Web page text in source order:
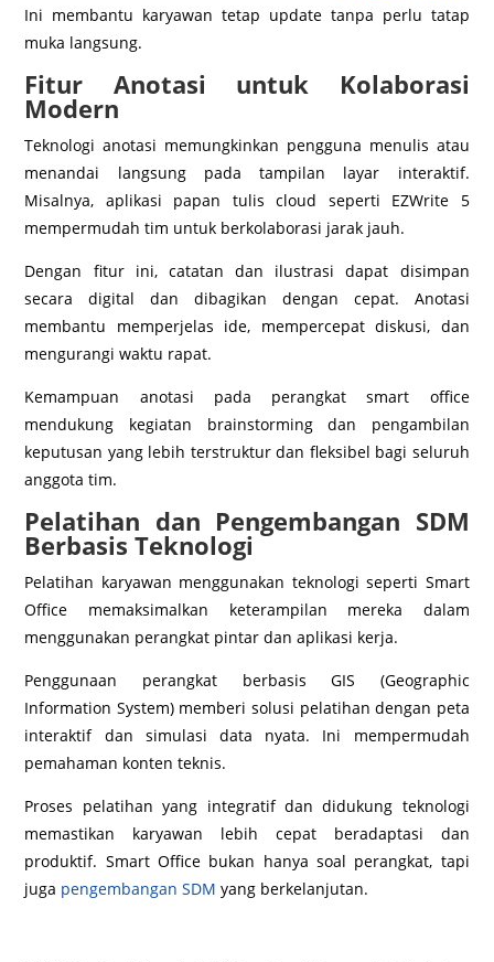
Ini membantu karyawan tetap update tanpa perlu tatap
muka langsung.
Fitur Anotasi untuk Kolaborasi
Modern
Teknologi anotasi memungkinkan pengguna menulis atau
menandai langsung pada tampilan layar interaktif.
Misalnya, aplikasi papan tulis cloud seperti EZWrite 5
mempermudah tim untuk berkolaborasi jarak jauh.
Dengan fitur ini, catatan dan ilustrasi dapat disimpan
secara digital dan dibagikan dengan cepat. Anotasi
membantu memperjelas ide, mempercepat diskusi, dan
mengurangi waktu rapat.
Kemampuan anotasi pada perangkat smart office
mendukung kegiatan brainstorming dan pengambilan
keputusan yang lebih terstruktur dan fleksibel bagi seluruh
anggota tim.
Pelatihan dan Pengembangan SDM
Berbasis Teknologi
Pelatihan karyawan menggunakan teknologi seperti Smart
Office memaksimalkan keterampilan mereka dalam
menggunakan perangkat pintar dan aplikasi kerja.
Penggunaan perangkat berbasis GIS (Geographic
Information System) memberi solusi pelatihan dengan peta
interaktif dan simulasi data nyata. Ini mempermudah
pemahaman konten teknis.
Proses pelatihan yang integratif dan didukung teknologi
memastikan karyawan lebih cepat beradaptasi dan
produktif. Smart Office bukan hanya soal perangkat, tapi
juga pengembangan SDM yang berkelanjutan.